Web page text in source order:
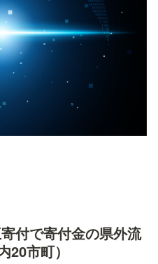
付で寄付金の県外流
20市町）